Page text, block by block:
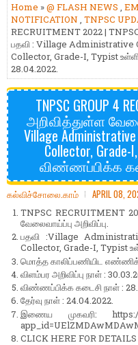
Home »@ FLASH NEWS ,
NOTIFICATION , TNPSC
RECRUITMENT 2022 |
பதவி : Village
Collector, Grade-I, Typist
28.04.2022.
TNPSC GROUP 4
அறிவித்துள்ள
Village
Collector,
விண்ணப்பிக்க
கல்விச்சோலை.காம் APRIL 08,
TNPSC RECRUITMENT
வேலைவாய்ப்பு அறிவிப்பு.
பதவி :Village
Collector, Grade-I, Typist
மொத்த காலிப்பணியிட
விளம்பர அறிவிப்பு நாள் :
விண்ணப்பிக்க கடைசி நாள் :
தேர்வு நாள் : 24.04.2022.
இணைய முகவரி: https://
CLICK HERE FOR DETAILS